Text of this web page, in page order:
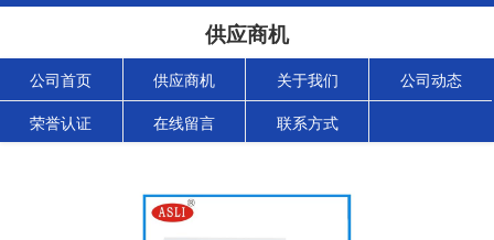
供应商机
公司首页 供应商机 关于我们 公司动态
荣誉认证 在线留言 联系方式